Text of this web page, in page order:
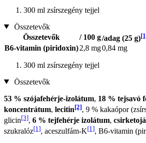
300 ml zsírszegény tejjel
Összetevők
Összetevők
/ 100 g/adag (25 g)
B6-vitamin (piridoxin)2,8 mg0,84 mg
300 ml zsírszegény tejjel
Összetevők
53 % szójafehérje-izolátum, 18 % tejsavó
koncentrátum, lecitin[2], 9 % kakaópor
glicin[3], 6 % tejfehérje izolátum,
szukralóz[1], aceszulfám-K[1], B6-vitamin